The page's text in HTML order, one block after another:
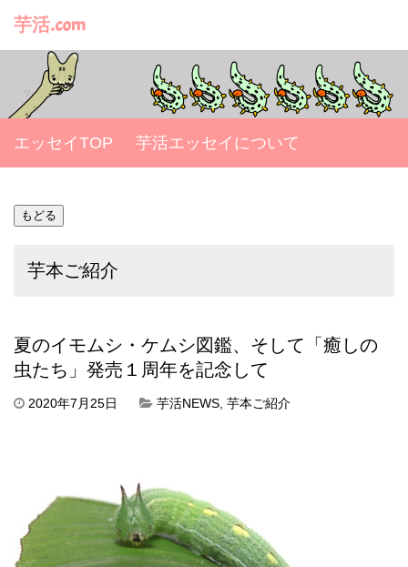
芋活.com
エッセイTOP 芋活エッセイについて
芋本ご紹介
夏のイモムシ・ケムシ図鑑、そして「癒しの
虫たち」発売１周年を記念して
2020年7月25日 芋活NEWS 芋本ご紹介